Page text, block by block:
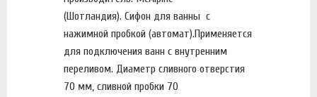
(Шотландия). Сифон для ванны с
нажимной пробкой (автомат).Применяется
для подключения ванн с внутренним
переливом. Диаметр сливного отверстия
70 мм, сливной пробки 70